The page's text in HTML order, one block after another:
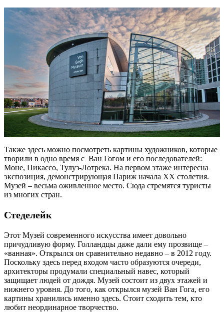
Также здесь можно посмотреть картины художников, которые
творили в одно время с Ван Гогом и его последователей:
Моне, Пикассо, Тулуз-Лотрека. На первом этаже интересна
экспозиция, демонстрирующая Париж начала XX столетия.
Музей – весьма оживленное место. Сюда стремятся туристы
из многих стран.
Стеделейк
Этот Музей современного искусства имеет довольно
причудливую форму. Голландцы даже дали ему прозвище –
«ванная». Открылся он сравнительно недавно – в 2012 году.
Поскольку здесь перед входом часто образуются очереди,
архитекторы продумали специальный навес, который
защищает людей от дождя. Музей состоит из двух этажей и
нижнего уровня. До того, как открылся музей Ван Гога, его
картины хранились именно здесь. Стоит сходить тем, кто
любит неординарное творчество.